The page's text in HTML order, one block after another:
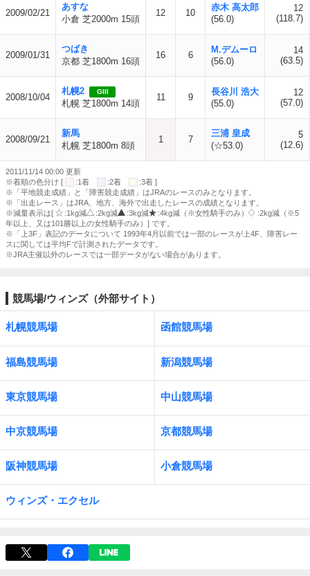
2009/02/21
あすな
小倉 芝2000m 15頭
12 10
赤木 高太郎
(56.0)
12
(118.7)
2009/01/31
つばき
京都 芝1800m 16頭
16 6
M.デムーロ
(56.0)
14
(63.5)
2008/10/04
札幌2 GIII
札幌 芝1800m 14頭
11 9
長谷川 浩大
(55.0)
12
(57.0)
2008/09/21
新馬
札幌 芝1800m 8頭
1 7
三浦 皇成
(☆53.0)
5
(12.6)
2011/11/14 00:00 更新
※着順の色分け [
:1着 :2着
:3着 ]
※「平地競走成績」と「障害競走成績」はJRAのレースのみとなります。
※「出走レース」はJRA、地方、海外で出走したレースの成績となります。
※減量表示は[
:1kg減 :2kg減 :3kg減 :4kg減（※女性騎手のみ）
:2kg減（※5
年以上、又は101勝以上の女性騎手のみ）] です。
※「上3F」表記のデータについて 1993年4月以前では一部のレースが上4F、障害レー
スに関しては平均Fで計測されたデータです。
※JRA主催以外のレースでは一部データがない場合があります。
競馬場/ウィンズ（外部サイト）
札幌競馬場 函館競馬場
福島競馬場 新潟競馬場
東京競馬場 中山競馬場
中京競馬場 京都競馬場
阪神競馬場 小倉競馬場
ウィンズ・エクセル